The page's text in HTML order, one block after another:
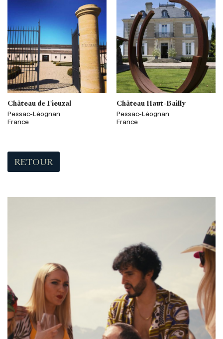
Château de Fieuzal
Pessac-Léognan
France
Château Haut-Bailly
Pessac-Léognan
France
RETOUR